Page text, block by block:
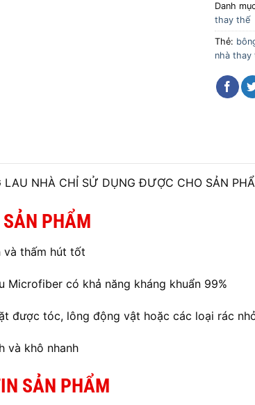
Danh
thay thế
Thẻ:
nhà thay
LAU NHÀ CHỈ SỬ DỤNG ĐƯỢC CHO SẢN
PHẨM
và thấm hút tốt
Microfiber có khả năng kháng khuẩn 99%
được tóc, lông động vật hoặc các loại rác
và khô nhanh
SẢN PHẨM